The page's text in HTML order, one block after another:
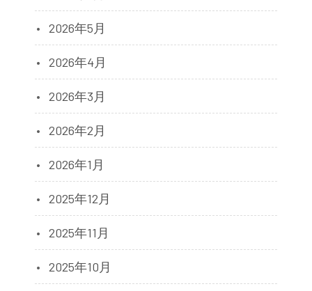
2026年5月
2026年4月
2026年3月
2026年2月
2026年1月
2025年12月
2025年11月
2025年10月